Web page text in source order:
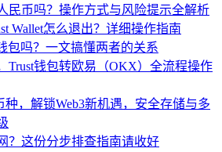
民币吗？操作方式与风险提示全解析
Wallet怎么退出？详细操作指南
包吗？一文搞懂两者的关系
Trust钱包转欧易（OKX）全流程操作
种，解锁Web3新机遇，安全存储与多
？这份分步排查指南请收好